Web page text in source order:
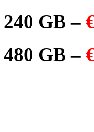
240 GB –
480 GB –